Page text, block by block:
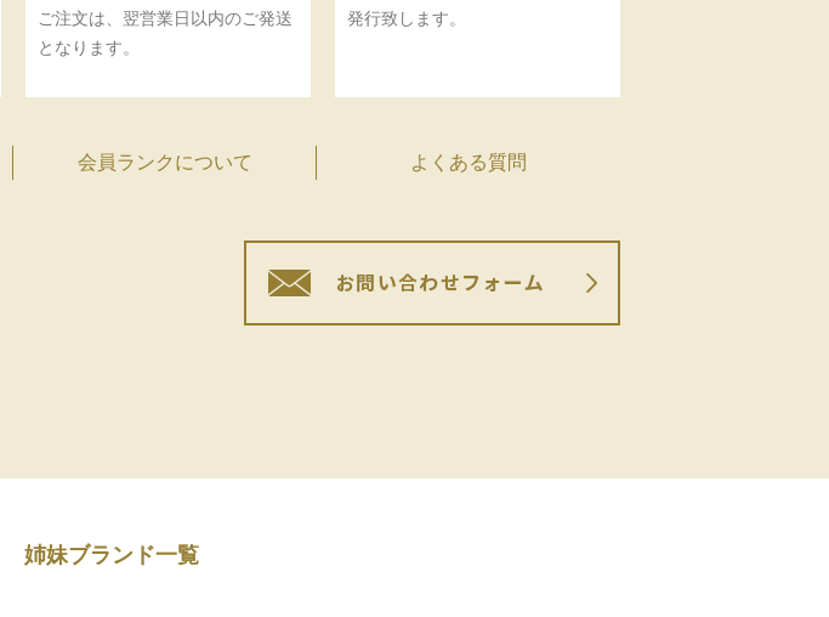
ご注文は、翌営業日以内のご発送
となります。
発行致します。
会員ランクについて よくある質問
姉妹ブランド一覧